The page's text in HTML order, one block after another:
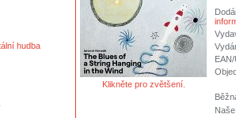
hudba
Klikněte pro zvětšení.